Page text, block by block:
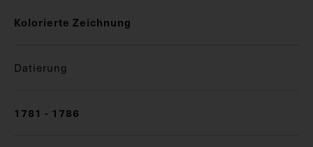
Kolorierte Zeichnung
Datierung
1781 - 1786